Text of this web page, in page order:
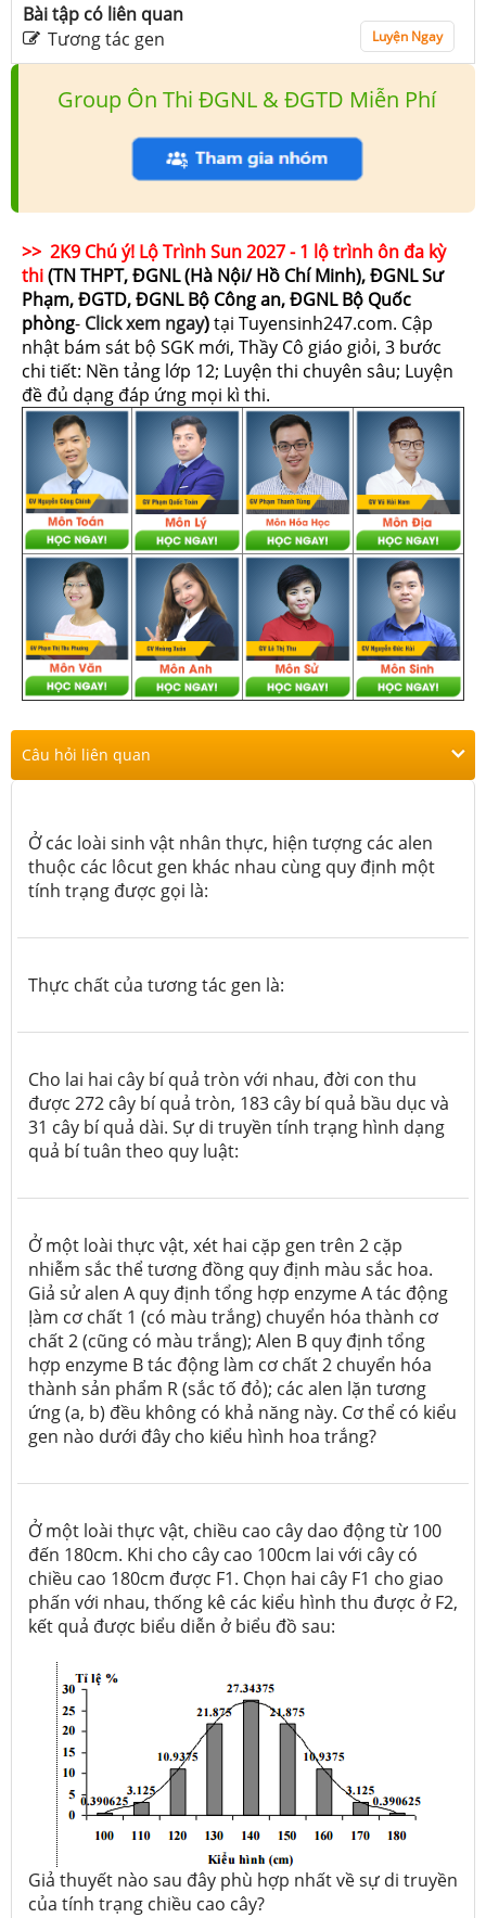
Bài tập có liên quan
Tương tác gen
Luyện Ngay
Group Ôn Thi ĐGNL & ĐGTD Miễn Phí
>> 2K9 Chú ý! Lộ Trình Sun 2027 - 1 lộ trình ôn đa kỳ
thi(TN THPT, ĐGNL (Hà Nội/ Hồ Chí Minh), ĐGNL Sư
Phạm, ĐGTD, ĐGNL Bộ Công an, ĐGNL Bộ Quốc
phòng- Click xem ngay)tại Tuyensinh247.com. Cập
nhật bám sát bộ SGK mới, Thầy Cô giáo giỏi, 3 bước
chi tiết: Nền tảng lớp 12; Luyện thi chuyên sâu; Luyện
đề đủ dạng đáp ứng mọi kì thi.
Câu hỏi liên quan
Ở các loài sinh vật nhân thực, hiện tượng các alen
thuộc các lôcut gen khác nhau cùng quy định một
tính trạng được gọi là:
Thực chất của tương tác gen là:
Cho lai hai cây bí quả tròn với nhau, đời con thu
được 272 cây bí quả tròn, 183 cây bí quả bầu dục và
31 cây bí quả dài. Sự di truyền tính trạng hình dạng
quả bí tuân theo quy luật:
Ở một loài thực vật, xét hai cặp gen trên 2 cặp
nhiễm sắc thể tương đồng quy định màu sắc hoa.
Giả sử alen A quy định tổng hợp enzyme A tác động
Ịàm cơ chất 1 (có màu trắng) chuyển hóa thành cơ
chất 2 (cũng có màu trắng); Alen B quy định tổng
hợp enzyme B tác động làm cơ chất 2 chuyển hóa
thành sản phẩm R (sắc tố đỏ); các alen lặn tương
ứng (a, b) đều không có khả năng này. Cơ thể có kiểu
gen nào dưới đây cho kiểu hình hoa trắng?
Ở một loài thực vật, chiều cao cây dao động từ 100
đến 180cm. Khi cho cây cao 100cm lai với cây có
chiều cao 180cm được F1. Chọn hai cây F1 cho giao
phấn với nhau, thống kê các kiểu hình thu được ở F2,
kết quả được biểu diễn ở biểu đồ sau:
Giả thuyết nào sau đây phù hợp nhất về sự di truyền
của tính trạng chiều cao cây?